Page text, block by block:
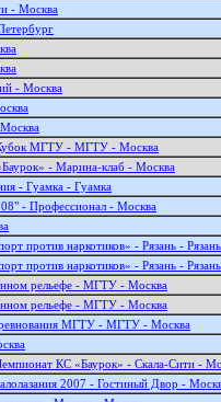
- Москва
- Москва
МГТУ - МГТУ - Москва
- Марина-клаб - Москва
- Гуамка - Гуамка
- Профессионал - Москва
против наркотиков» - Рязань - Рязань
против наркотиков» - Рязань - Рязань
рельефе - МГТУ - Москва
рельефе - МГТУ - Москва
МГТУ - МГТУ - Москва
КС «Баурок» - Скала-Сити -
2007 - Гостиный Двор -